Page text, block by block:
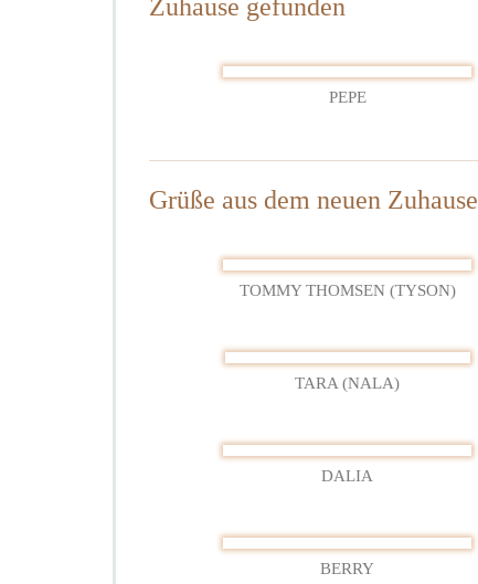
Zuhause gefunden
PEPE
Grüße aus dem neuen Zuhause
TOMMY THOMSEN (TYSON)
TARA (NALA)
DALIA
BERRY